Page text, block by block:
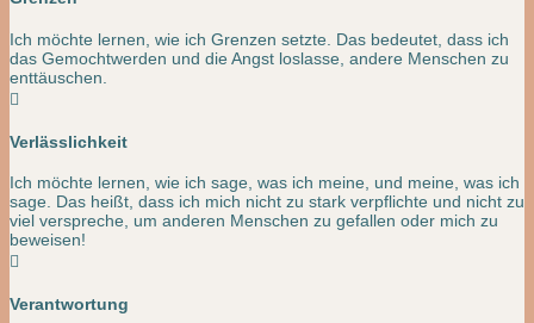
Ich möchte lernen, wie ich Grenzen setzte. Das bedeutet, dass ich
das Gemochtwerden und die Angst loslasse, andere Menschen zu
enttäuschen.

Verlässlichkeit
Ich möchte lernen, wie ich sage, was ich meine, und meine, was ich
sage. Das heißt, dass ich mich nicht zu stark verpflichte und nicht zu
viel verspreche, um anderen Menschen zu gefallen oder mich zu
beweisen!

Verantwortung